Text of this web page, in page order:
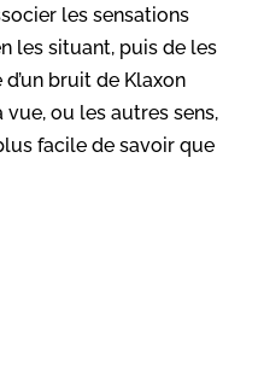
les sensations
les situant, puis de les
bruit de Klaxon
vue, ou les autres sens,
facile de savoir que